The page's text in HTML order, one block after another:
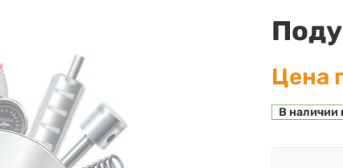
Цена
В наличии